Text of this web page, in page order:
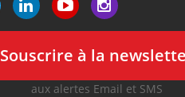
Souscrire à la
aux alertes Email et SMS